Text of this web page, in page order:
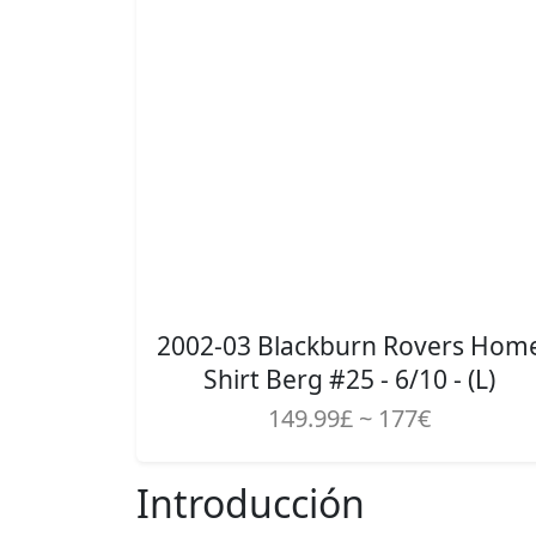
2002-03 Blackburn Rovers
Shirt Berg #25 - 6/10 - (L)
149.99£ ~ 177€
Introducción